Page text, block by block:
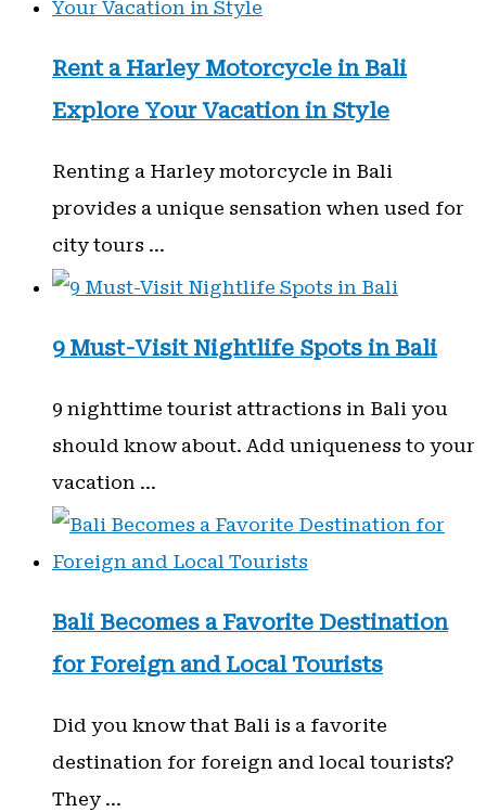
Rent a Harley Motorcycle in Bali
Explore Your Vacation in Style
Renting a Harley motorcycle in Bali
provides a unique sensation when used for
city tours …
9 Must-Visit Nightlife Spots in Bali
9 nighttime tourist attractions in Bali you
should know about. Add uniqueness to your
vacation …
Bali Becomes a Favorite Destination
for Foreign and Local Tourists
Did you know that Bali is a favorite
destination for foreign and local tourists?
They …